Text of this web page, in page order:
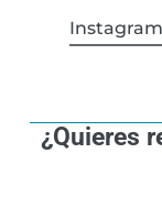
Instagram
¿Quieres